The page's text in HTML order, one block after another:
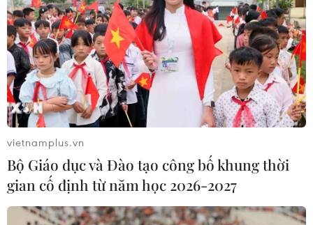
đoàn tàu dịp cao điểm Tết
23/11/2016 11:31
Công ty cổ phần vận tải đường sắt Hà Nội sẽ lập thêm
hàng chục đoàn tàu trong dịp cao điểm Tết Nguyên đán
Đinh Dậu 2017 và mở bán vé tàu các khu đoạn.
vietnamplus.vn
Bộ Giáo dục và Đào tạo công bố khung thời
gian cố định từ năm học 2026-2027